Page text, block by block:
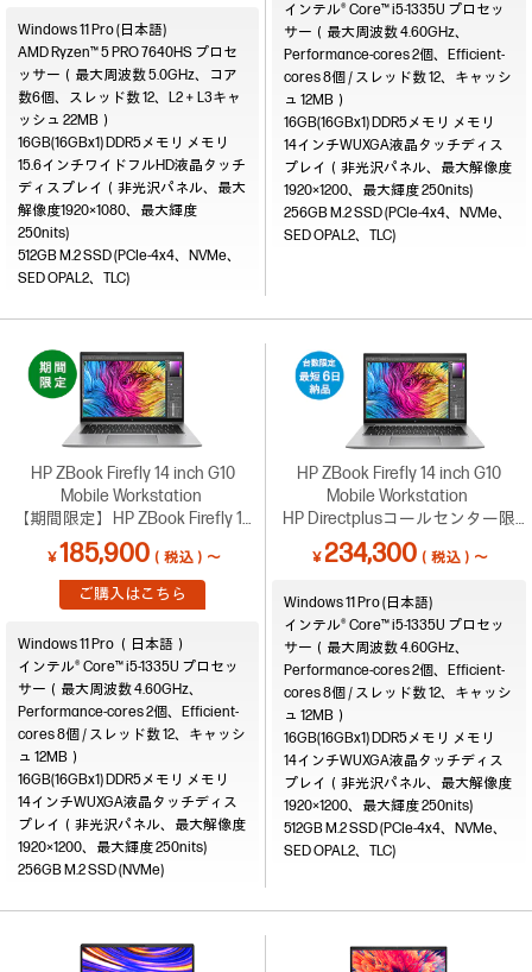
Windows 11 Pro (日本語)
AMD Ryzen™ 5 PRO 7640HS プロセ
ッサー（最大周波数 5.0GHz、コア
数6個、スレッド数 12、L2＋L3キャ
ッシュ 22MB）
16GB(16GBx1) DDR5メモリ
15.6インチワイドフルHD液晶タッチ
ディスプレイ（非光沢パネル、最大
解像度1920×1080、最大輝度
250nits)
512GB M.2 SSD (PCIe-4x4、NVMe、
SED OPAL2、TLC)
インテル® Core™ i5-1335U プロセッ
サー（最大周波数 4.60GHz、
Performance-cores 2個、Efficient-
cores 8個 / スレッド数 12、キャッシ
ュ 12MB）
16GB(16GBx1) DDR5メモリ
14インチWUXGA液晶タッチディス
プレイ（非光沢パネル、最大解像度
1920×1200、最大輝度 250nits)
256GB M.2 SSD (PCIe-4x4、NVMe、
SED OPAL2、TLC)
HP ZBook Firefly 14 inch G10
Mobile Workstation
【期間限定】HP ZBook Firefly 14
inch G10 (UMA)ハイブリッドワー
クはこれでよかろーもん！蒼空の
キャンペーン
￥185,900（税込）～
ご購入はこちら
Windows 11 Pro （日本語）
インテル® Core™ i5-1335U プロセッ
サー（最大周波数 4.60GHz、
Performance-cores 2個、Efficient-
cores 8個 / スレッド数 12、キャッシ
ュ 12MB）
16GB(16GBx1) DDR5メモリ
14インチWUXGA液晶タッチディス
プレイ（非光沢パネル、最大解像度
1920×1200、最大輝度 250nits)
256GB M.2 SSD (NVMe)
HP ZBook Firefly 14 inch G10
Mobile Workstation
HP Directplusコールセンター限
定！台数限定で最短6営業日納品
可能 （0120-830-130）
￥ 234,300 （税込）～
Windows 11 Pro (日本語)
インテル® Core™ i5-1335U プロセッ
サー（最大周波数 4.60GHz、
Performance-cores 2個、Efficient-
cores 8個 / スレッド数 12、キャッシ
ュ 12MB）
16GB(16GBx1) DDR5メモリ
14インチWUXGA液晶タッチディス
プレイ（非光沢パネル、最大解像度
1920×1200、最大輝度 250nits)
512GB M.2 SSD (PCIe-4x4、NVMe、
SED OPAL2、TLC)